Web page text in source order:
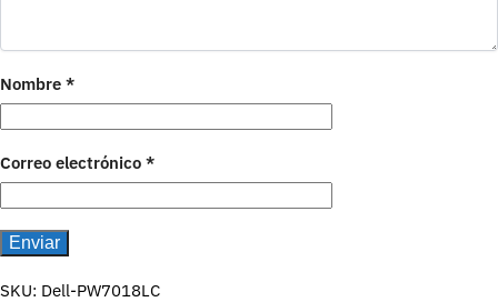
Nombre *
Correo electrónico *
SKU: Dell-PW7018LC